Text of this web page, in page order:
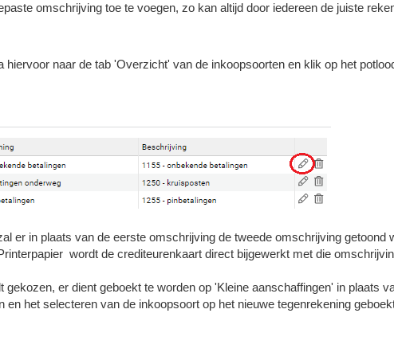
omschrijving toe te voegen, zo kan altijd door iedereen de juiste
hiervoor naar de tab 'Overzicht' van de inkoopsoorten en klik op het
er in plaats van de eerste omschrijving de tweede omschrijving getoond
wordt de crediteurenkaart direct bijgewerkt met die
er dient geboekt te worden op 'Kleine aanschaffingen' in plaats
het selecteren van de inkoopsoort op het nieuwe tegenrekening